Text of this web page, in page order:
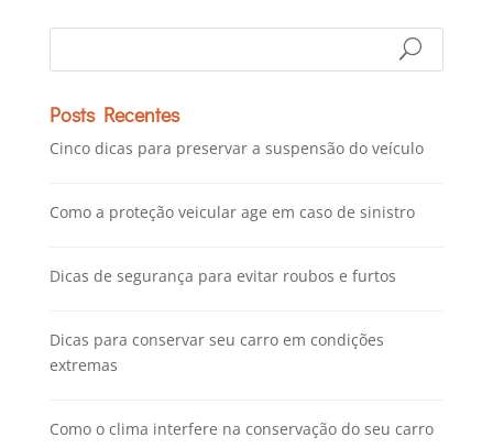
Posts Recentes
Cinco dicas para preservar a suspensão do veículo
Como a proteção veicular age em caso de sinistro
Dicas de segurança para evitar roubos e furtos
Dicas para conservar seu carro em condições
extremas
Como o clima interfere na conservação do seu carro